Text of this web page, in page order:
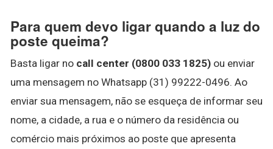
Para quem devo ligar quando a luz do
poste queima?
Basta ligar no call center (0800 033 1825) ou enviar
uma mensagem no Whatsapp (31) 99222-0496. Ao
enviar sua mensagem, não se esqueça de informar seu
nome, a cidade, a rua e o número da residência ou
comércio mais próximos ao poste que apresenta